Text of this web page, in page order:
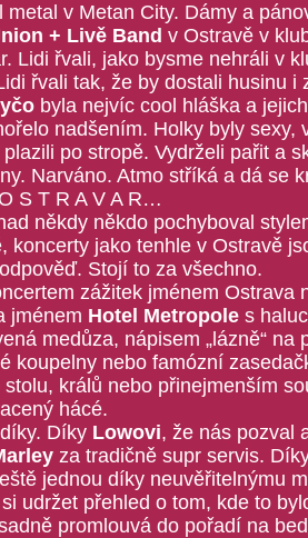
metal v Metan City. Dámy a
+ Livě Band v Ostravě v
Lidi řvali, jako bysme nehráli v
řvali tak, že by dostali husinu i
byla nejvíc cool hláška a
nadšením. Holky byly sexy,
po stropě. Vydrželi pařit a
Narváno. Atmo stříká a dá se
S T R A V A R…
někdy někdo pochyboval
koncerty jako tenhle v Ostravě
Stojí to za všechno.
zážitek jménem Ostrava
jménem Hotel Metropoles
medůza, nápisem „lázně“
koupelny nebo famózní
stolu, králů nebo přinejmenším
hácé.
Díky Lowovi, že nás pozval
za tradičně supr servis.
jednou díky neuvěřitelnýmu
udržet přehled o tom, kde to
promlouvá do pořadí na